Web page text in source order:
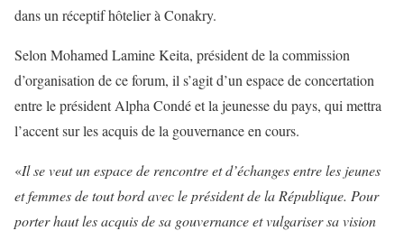
dans un réceptif hôtelier à Conakry.
Selon Mohamed Lamine Keita, président de la commission
d’organisation de ce forum, il s’agit d’un espace de concertation
entre le président Alpha Condé et la jeunesse du pays, qui mettra
l’accent sur les acquis de la gouvernance en cours.
«Il se veut un espace de rencontre et d’échanges entre les jeunes
et femmes de tout bord avec le président de la République. Pour
porter haut les acquis de sa gouvernance et vulgariser sa vision